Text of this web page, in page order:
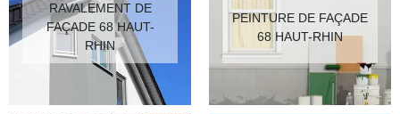
RAVALEMENT DE
FAÇADE 68 HAUT-
RHIN
PEINTURE DE FAÇADE
68 HAUT-RHIN